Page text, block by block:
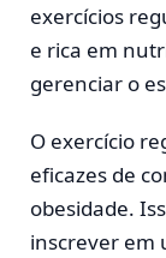
exercícios
e rica em
gerenciar o
O exercício
eficazes de
obesidade.
inscrever em